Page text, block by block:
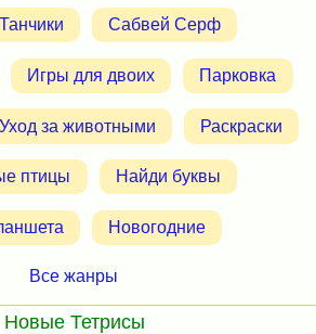
Сабвей Серф
Игры для двоих Парковка
Уход за животными Раскраски
птицы Найди буквы
Новогодние
Все жанры
Новые Тетрисы